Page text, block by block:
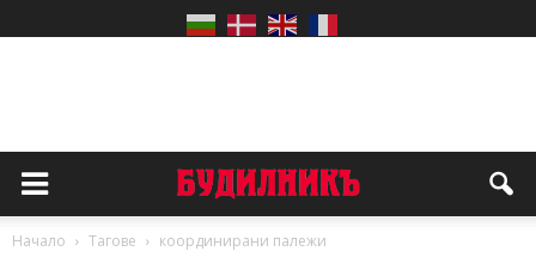
Начало Тагове координирани палежи